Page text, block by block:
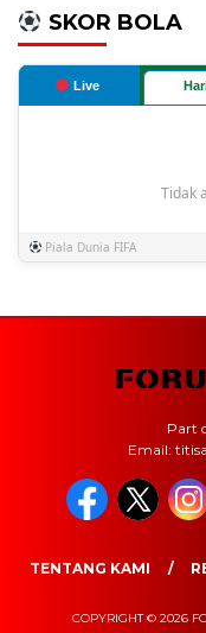
SKOR BOLA
Live
Tidak
Piala Dunia FIFA
Part
Email:
TENTANG KAMI
COPYRIGHT © 2026